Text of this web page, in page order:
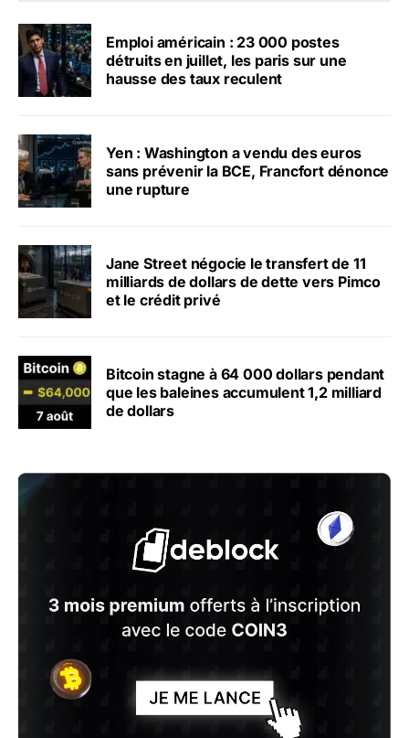
Emploi américain : 23 000 postes
détruits en juillet, les paris sur une
hausse des taux reculent
Yen : Washington a vendu des euros
sans prévenir la BCE, Francfort dénonce
une rupture
Jane Street négocie le transfert de 11
milliards de dollars de dette vers Pimco
et le crédit privé
Bitcoin stagne à 64 000 dollars pendant
que les baleines accumulent 1,2 milliard
de dollars